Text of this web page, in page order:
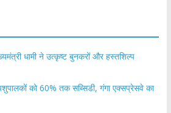
धामी ने उत्कृष्ट बुनकरों और हस्तशिल्प
को 60% तक सब्सिडी, गंगा एक्सप्रेसवे का